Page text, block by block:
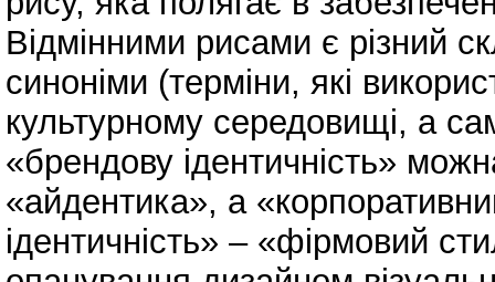
Відмінними рисами є різний
синоніми (терміни, які
культурному середовищі, а
«брендову ідентичність»
«айдентика», а
ідентичність» – «фірмовий